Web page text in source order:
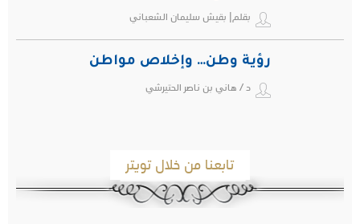
بقلم| بقيش سليمان الشعباني
رؤية وطن… وإخلاص مواطن
د / هاني بن ناصر الحتيرشي
تابعنا من خلال تويتر